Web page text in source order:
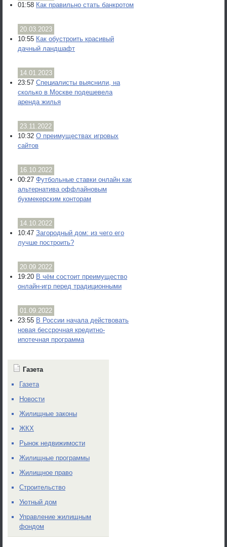
01:58 Как правильно стать банкротом
20.03.2023
10:55 Как обустроить красивый
дачный ландшафт
14.01.2023
23:57 Специалисты выяснили, на
сколько в Москве подешевела
аренда жилья
23.11.2022
10:32 О преимуществах игровых
сайтов
16.10.2022
00:27 Футбольные ставки онлайн как
альтернатива оффлайновым
букмекерским конторам
14.10.2022
10:47 Загородный дом: из чего его
лучше построить?
20.09.2022
19:20 В чём состоит преимущество
онлайн-игр перед традиционными
01.09.2022
23:55 В России начала действовать
новая бессрочная кредитно-
ипотечная программа
Газета
Газета
Новости
Жилищные законы
ЖКХ
Рынок недвижимости
Жилищные программы
Жилищное право
Строительство
Уютный дом
Управление жилищным
фондом